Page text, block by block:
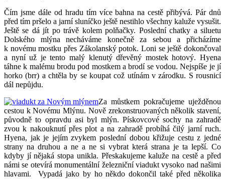
Čím jsme dále od hradu tím více bahna na cestě přibývá. Pár dnů
před tím pršelo a jarní sluníčko ještě nestihlo všechny kaluže vysušit.
Ještě se dá jít po trávě kolem polňačky. Poslední chatky a siluetu
Dolského mlýna necháváme konečně za sebou a přicházíme
k novému mostku přes Zákolanský potok. Loni se ještě dokončoval
a nyní už je tento malý klenutý dřevěný mostek hotový. Hyena
táhne k malému brodu pod mostkem a brodí se vodou. Nejspíše je jí
horko (brr) a chtěla by se koupat což utínám v zárodku. S rousnicí
dál nepůjdu.
Za můstkem pokračujeme uježděnou
cestou k Novému Mlýnu. Nově zrekonstruovaných několik stavení,
původně to opravdu asi byl mlýn. Pískovcové sochy na zahradě
zvou k nakouknutí přes plot a na zahradě probíhá čilý jarní ruch.
Hyena, jak je jejím zvykem poslední dobou křižuje cestu z jedné
strany na druhou a ne a ne si vybrat která strana je ta lepší. Co
kdyby jí nějaká stopa unikla. Přeskakujeme kaluže na cestě a před
námi se otevírá monumentální železniční viadukt vysoko nad našimi
hlavami. Vypadá jako by ho někdo dokončil také před několika